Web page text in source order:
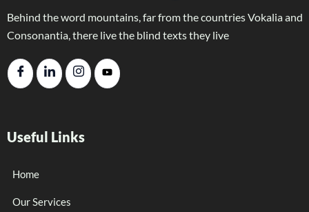
Behind the word mountains, far from the countries Vokalia and
Consonantia, there live the blind texts they live
Useful Links
Home
Our Services